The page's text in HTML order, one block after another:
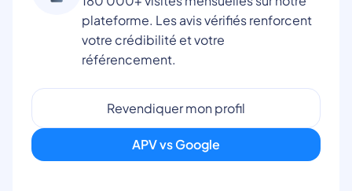
plateforme. Les avis vérifiés renforcent
votre crédibilité et votre
référencement.
Revendiquer mon profil
APV vs Google